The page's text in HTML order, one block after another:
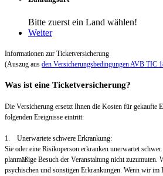
Bitte zuerst ein Land wählen!
Weiter
Informationen zur Ticketversicherung
(Auszug aus den Versicherungsbedingungen AVB TIC
Was ist eine Ticketversicherung?
Die Versicherung ersetzt Ihnen die Kosten für gekaufte
folgenden Ereignisse eintritt:
1. Unerwartete schwere Erkrankung:
Sie oder eine Risikoperson erkranken unerwartet
planmäßige Besuch der Veranstaltung nicht zuzumuten.
psychischen und sonstigen Erkrankungen. Wenn wir im